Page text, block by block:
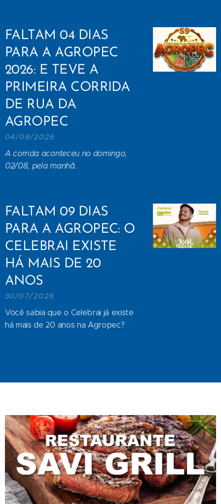
FALTAM 04 DIAS
PARA A AGROPEC
2026: E TEVE A
PRIMEIRA CORRIDA
DE RUA DA
AGROPEC
04/08/2026
A corrida aconteceu no domingo,
02/08, pela manhã.
FALTAM 09 DIAS
PARA A AGROPEC: O
CELEBRAI EXISTE
HÁ MAIS DE 20
ANOS
30/07/2026
Você sabia que o Celebrai já existe
há mais de 20 anos na Agropec?